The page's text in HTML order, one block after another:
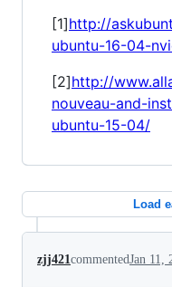
[1]http://
ubuntu-16-04-
[2]http://
nouveau-and-
ubuntu-15-04/
Load
zjj421commentedJan 11,